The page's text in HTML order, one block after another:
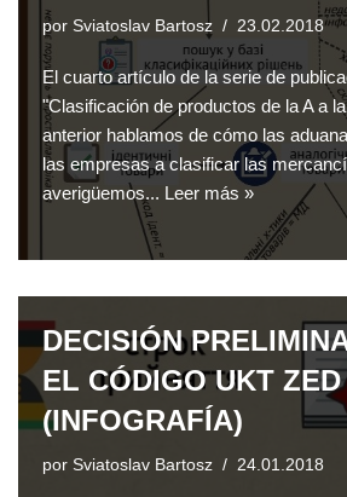
por Sviatoslav Bartosz 23.02.2018
El cuarto artículo de la serie de
"Clasificación de productos de la A a
anterior hablamos de cómo las
las empresas a clasificar las
averigüemos... Leer más »
DECISIÓN
EL CÓDIGO UKT ZED
(INFOGRAFÍA)
por Sviatoslav Bartosz 24.01.2018